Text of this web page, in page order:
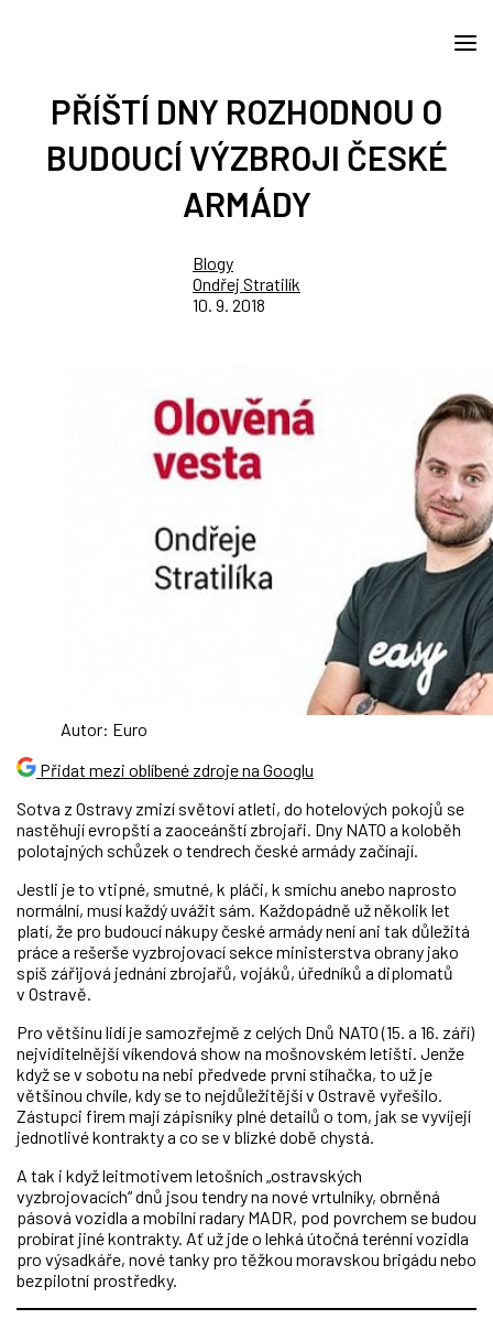
PŘÍŠTÍ DNY ROZHODNOU O
BUDOUCÍ VÝZBROJI ČESKÉ
ARMÁDY
Blogy
Ondřej Stratilík
10. 9. 2018
Autor: Euro
Přidat mezi oblíbené zdroje na Googlu
Sotva z Ostravy zmizí světoví atleti, do hotelových pokojů se
nastěhují evropští a zaoceánští zbrojaři. Dny NATO a koloběh
polotajných schůzek o tendrech české armády začínají.
Jestli je to vtipné, smutné, k pláči, k smíchu anebo naprosto
normální, musí každý uvážit sám. Každopádně už několik let
platí, že pro budoucí nákupy české armády není ani tak důležitá
práce a rešerše vyzbrojovací sekce ministerstva obrany jako
spíš zářijová jednání zbrojařů, vojáků, úředníků a diplomatů
v Ostravě.
Pro většinu lidí je samozřejmě z celých Dnů NATO (15. a 16. září)
nejviditelnější víkendová show na mošnovském letišti. Jenže
když se v sobotu na nebi předvede první stíhačka, to už je
většinou chvíle, kdy se to nejdůležitější v Ostravě vyřešilo.
Zástupci firem mají zápisníky plné detailů o tom, jak se vyvíjejí
jednotlivé kontrakty a co se v blízké době chystá.
A tak i když leitmotivem letošních „ostravských
vyzbrojovacích“ dnů jsou tendry na nové vrtulníky, obrněná
pásová vozidla a mobilní radary MADR, pod povrchem se budou
probírat jiné kontrakty. Ať už jde o lehká útočná terénní vozidla
pro výsadkáře, nové tanky pro těžkou moravskou brigádu nebo
bezpilotní prostředky.